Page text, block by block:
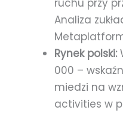
ruchu przy
Analiza
Rynek polski:
000 –
miedzi na
activities w